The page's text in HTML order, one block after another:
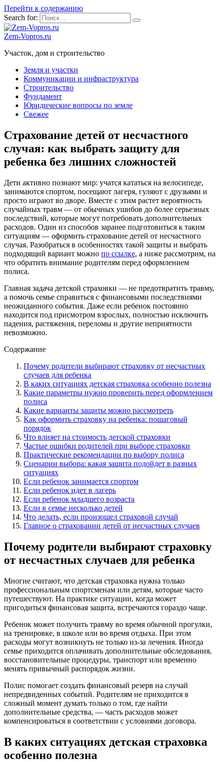
Перейти к содержанию
Search for:
Zem-Vopros.ru
Участок, дом и строительство
Земля и участки
Коммуникации и инфраструктура
Строительство
Фундамент
Юридические вопросы по земле
Свежее
Страхование детей от несчастного
случая: как выбрать защиту для
ребенка без лишних сложностей
Дети активно познают мир: учатся кататься на велосипеде,
занимаются спортом, посещают лагеря, гуляют с друзьями и
просто играют во дворе. Вместе с этим растет вероятность
случайных травм — от обычных ушибов до более серьезных
последствий, которые могут потребовать дополнительных
расходов. Один из способов заранее подготовиться к таким
ситуациям — оформить страхование детей от несчастного
случая. Разобраться в особенностях такой защиты и выбрать
подходящий вариант можно по ссылке, а ниже рассмотрим, на
что обратить внимание родителям перед оформлением
полиса.
Главная задача детской страховки — не предотвратить травму,
а помочь семье справиться с финансовыми последствиями
неожиданного события. Даже если ребенок постоянно
находится под присмотром взрослых, полностью исключить
падения, растяжения, переломы и другие неприятности
невозможно.
Содержание
Почему родители выбирают страховку от несчастных
случаев для ребенка
В каких ситуациях детская страховка особенно полезна
Какие параметры нужно проверить перед оформлением
полиса
Какие варианты защиты можно рассмотреть
Как оформить страховку на ребенка: пошаговый
порядок
Что влияет на стоимость детской страховки
Частые ошибки родителей при выборе страховки
Практические рекомендации по выбору полиса
Сценарии выбора: какая защита подойдет в разных
ситуациях
Если ребенок занимается спортом
Если ребенок идет в лагерь
Если ребенок младшего возраста
Если в семье несколько детей
Что делать, если произошел страховой случай
Главное о страховании детей от несчастных случаев
Почему родители выбирают страховку
от несчастных случаев для ребенка
Многие считают, что детская страховка нужна только
профессиональным спортсменам или детям, которые часто
путешествуют. На практике ситуации, когда может
пригодиться финансовая защита, встречаются гораздо чаще.
Ребенок может получить травму во время обычной прогулки,
на тренировке, в школе или во время отдыха. При этом
расходы могут возникнуть не только из-за лечения. Иногда
семье приходится оплачивать дополнительные обследования,
восстановительные процедуры, транспорт или временно
менять привычный распорядок жизни.
Полис помогает создать финансовый резерв на случай
непредвиденных событий. Родителям не приходится в
сложный момент думать только о том, где найти
дополнительные средства, — часть расходов может
компенсироваться в соответствии с условиями договора.
В каких ситуациях детская страховка
особенно полезна